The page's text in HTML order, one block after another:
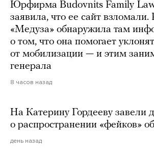
Юрфирма Budovnits Family
заявила, что ее сайт взломали.
«Медуза» обнаружила там
о том, что она помогает
от мобилизации — и этим
генерала
8 часов назад
На Катерину Гордееву завели
о распространении «фейков»
день назад